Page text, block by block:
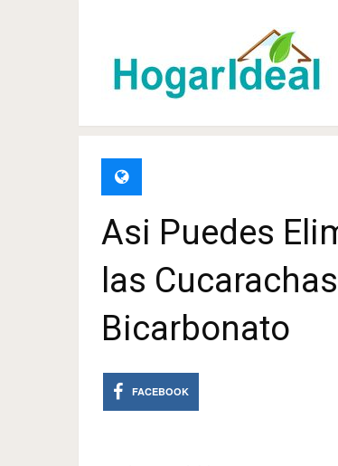
Asi Puedes
las
Bicarbonato
FACEBOOK